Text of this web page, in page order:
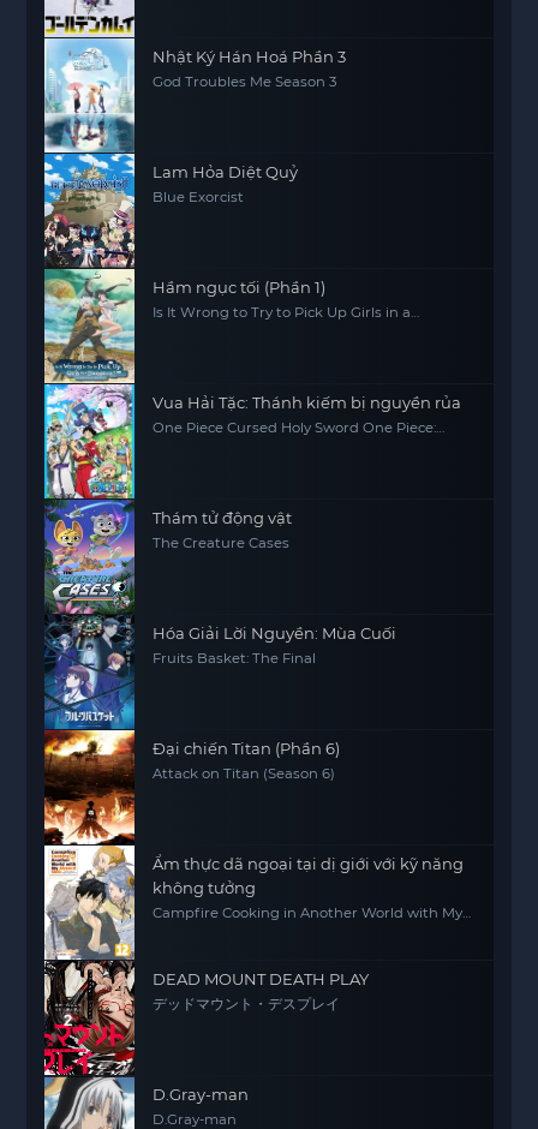
Nhật Ký Hán Hoá Phần 3
God Troubles Me Season 3
Lam Hỏa Diệt Quỷ
Blue Exorcist
Hầm ngục tối (Phần 1)
Is It Wrong to Try to Pick Up Girls in a
Vua Hải Tặc: Thánh kiếm bị nguyền rủa
One Piece Cursed Holy Sword One Piece:
Thám tử động vật
The Creature Cases
Hóa Giải Lời Nguyền: Mùa Cuối
Fruits Basket: The Final
Đại chiến Titan (Phần 6)
Attack on Titan (Season 6)
Ẩm thực dã ngoại tại dị giới với kỹ năng
không tưởng
Campfire Cooking in Another World with My
DEAD MOUNT DEATH PLAY
デッドマウント・デスプレイ
D.Gray-man
D.Gray-man